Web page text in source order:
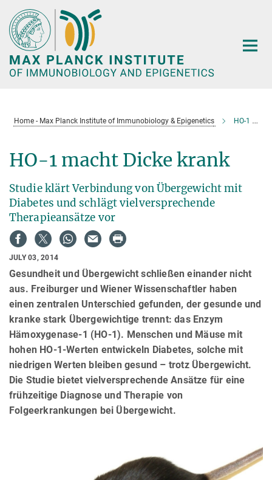
Main-
Content
Home - Max Planck Institute of Immunobiology & Epigenetics HO-1 macht Dicke krank
HO-1 macht Dicke krank
Studie klärt Verbindung von Übergewicht mit
Diabetes und schlägt vielversprechende
Therapieansätze vor
JULY 03, 2014
Gesundheit und Übergewicht schließen einander nicht
aus. Freiburger und Wiener Wissenschaftler haben
einen zentralen Unterschied gefunden, der gesunde und
kranke stark Übergewichtige trennt: das Enzym
Hämoxygenase-1 (HO-1). Menschen und Mäuse mit
hohen HO-1-Werten entwickeln Diabetes, solche mit
niedrigen Werten bleiben gesund – trotz Übergewicht.
Die Studie bietet vielversprechende Ansätze für eine
frühzeitige Diagnose und Therapie von
Folgeerkrankungen bei Übergewicht.